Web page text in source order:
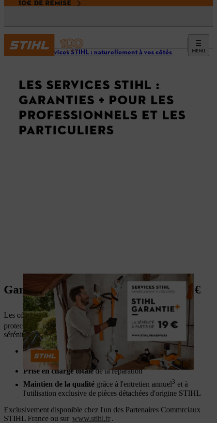
10€ DE REMISE
MENU
Les Services STIHL : naturellement à vos côtés
LES SERVICES STIHL :
GARANTIES + POUR LES
PROFESSIONNELS ET LES
PARTICULIERS
Garantie + : La sérénité à partir de 19€
Les offres d'extension de garantie STIHL vous offrent une
protection prolongée jusqu'à 5 ans pour plus de sécurité et de
sérénité. Pour vous, cela signifie :
Echange des pièces en cas de défaut
ou remplacement
gratuitsi la machine n'est pas réparable
Prise en charge totalede la réparation
Maintien de la qualité grâce à l'entretien annuel3 et à
l'utilisation exclusive de pièces détachées d'origine STIHL
Exclusivement disponible chez l'un des Partenaires Commrciaux
STIHL France ou sur www.stihl.fr.